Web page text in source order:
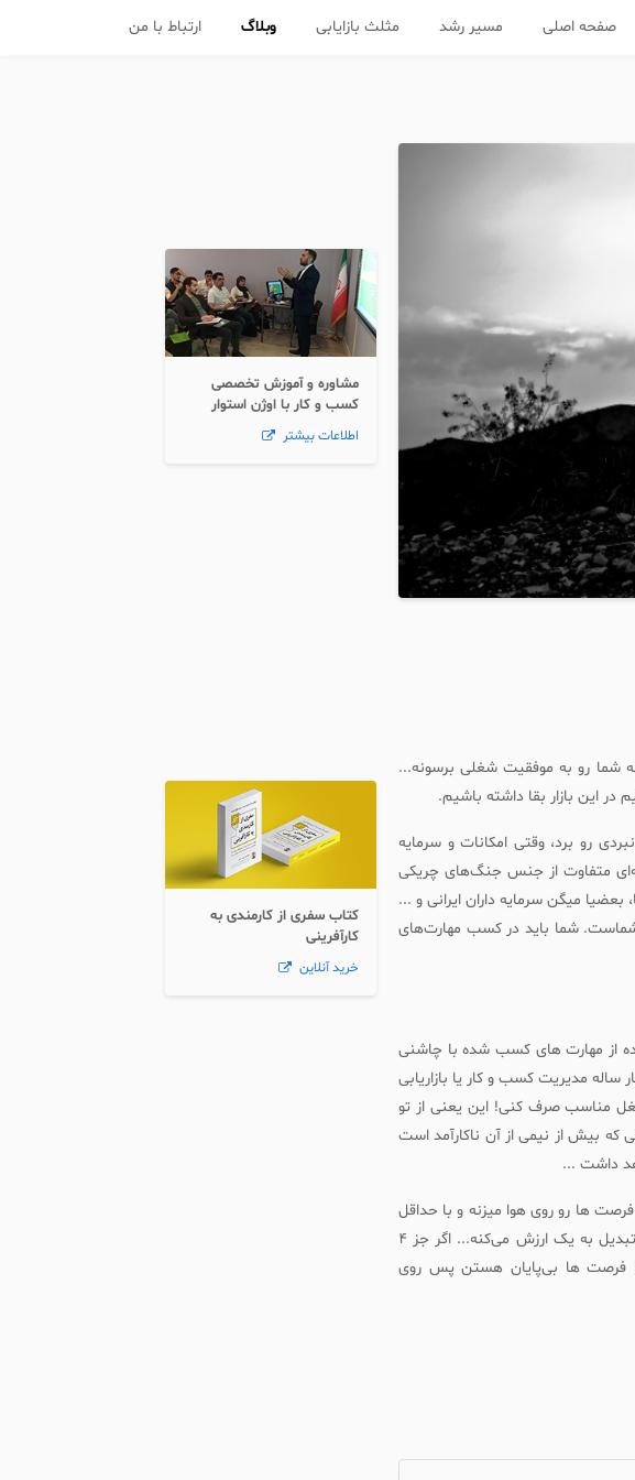
صفحه اصلی مسیر رشد مثلث بازایابی وبلاگ ارتباط با من
شما رو به موفقیت شغلی برسونه...
این بازار بقا داشته باشیم.
رو برد، وقتی امکانات و سرمایه
متفاوت از جنس جنگ‌های چریکی
میگن سرمایه داران ایرانی و ...
شماست. شما باید در کسب مهارت‌های
از مهارت های کسب شده با چاشنی
مدیریت کسب و کار یا بازاریابی
مناسب صرف کنی! این یعنی از تو
بیش از نیمی از آن ناکارآمد است
داشت ...
ها رو روی هوا میزنه و با حداقل
سرمایه و امکانات و بر پایه مهارت‌ها و روابطی که ساخته اون فرصت رو تبدیل به یک ارزش می‌کنه... اگر جز 4
! فرصت ها بی‌پایان هستن پس روی
مشاوره و آموزش تخصصی
کسب و کار با اوژن استوار
اطلاعات بیشتر
کتاب سفری از کارمندی به
کارآفرینی
خرید آنلاین